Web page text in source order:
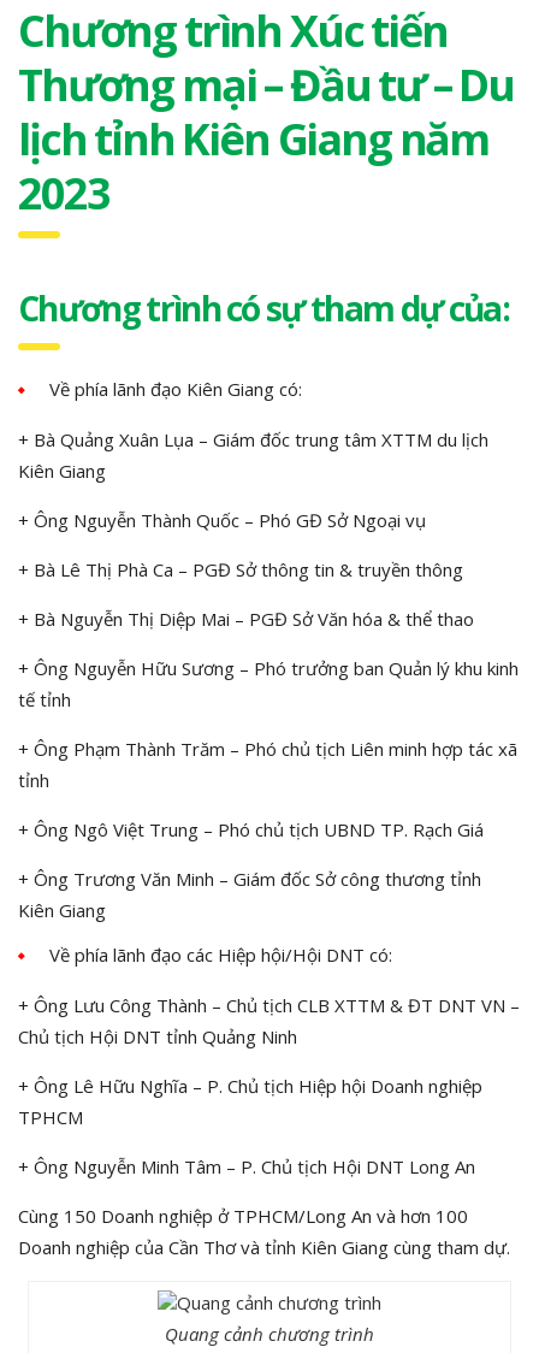
Chương trình Xúc tiến
Thương mại – Đầu tư – Du
lịch tỉnh Kiên Giang năm
2023
Chương trình có sự tham dự của:
Về phía lãnh đạo Kiên Giang có:
+ Bà Quảng Xuân Lụa – Giám đốc trung tâm XTTM du lịch
Kiên Giang
+ Ông Nguyễn Thành Quốc – Phó GĐ Sở Ngoại vụ
+ Bà Lê Thị Phà Ca – PGĐ Sở thông tin & truyền thông
+ Bà Nguyễn Thị Diệp Mai – PGĐ Sở Văn hóa & thể thao
+ Ông Nguyễn Hữu Sương – Phó trưởng ban Quản lý khu kinh
tế tỉnh
+ Ông Phạm Thành Trăm – Phó chủ tịch Liên minh hợp tác xã
tỉnh
+ Ông Ngô Việt Trung – Phó chủ tịch UBND TP. Rạch Giá
+ Ông Trương Văn Minh – Giám đốc Sở công thương tỉnh
Kiên Giang
Về phía lãnh đạo các Hiệp hội/Hội DNT có:
+ Ông Lưu Công Thành – Chủ tịch CLB XTTM & ĐT DNT VN –
Chủ tịch Hội DNT tỉnh Quảng Ninh
+ Ông Lê Hữu Nghĩa – P. Chủ tịch Hiệp hội Doanh nghiệp
TPHCM
+ Ông Nguyễn Minh Tâm – P. Chủ tịch Hội DNT Long An
Cùng 150 Doanh nghiệp ở TPHCM/Long An và hơn 100
Doanh nghiệp của Cần Thơ và tỉnh Kiên Giang cùng tham dự.
Quang cảnh chương trình